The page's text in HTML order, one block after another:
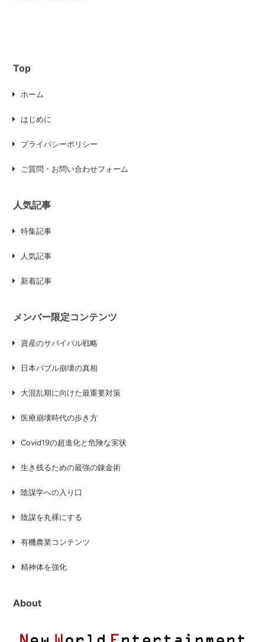
Top
ホーム
はじめに
プライバシーポリシー
ご質問・お問い合わせフォーム
人気記事
特集記事
人気記事
新着記事
メンバー限定コンテンツ
資産のサバイバル戦略
日本バブル崩壊の真相
大混乱期に向けた最重要対策
医療崩壊時代の歩き方
Covid19の超進化と危険な実状
生き残るための最強の錬金術
陰謀学への入り口
陰謀を丸裸にする
有機農業コンテンツ
精神体を強化
About